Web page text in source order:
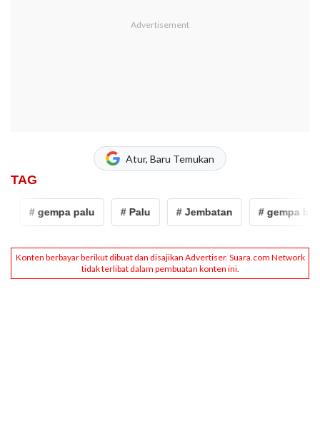
Atur, Baru Temukan
TAG
# gempa palu # Palu # Jembatan # gempa bumi